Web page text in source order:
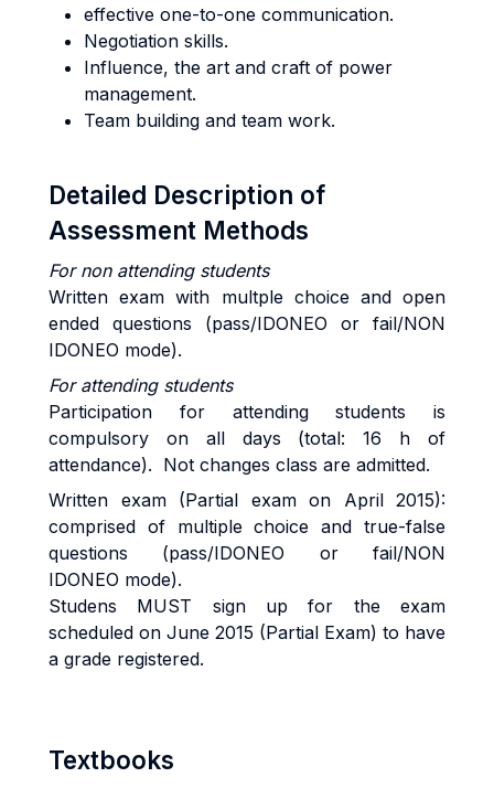
effective one-to-one communication.
Negotiation skills.
Influence, the art and craft of power
management.
Team building and team work.
Detailed Description of
Assessment Methods
For non attending students
Written exam with multple choice and open
ended questions (pass/IDONEO or fail/NON
IDONEO mode).
For attending students
Participation for attending students is
compulsory on all days (total: 16 h of
attendance). Not changes class are admitted.
Written exam (Partial exam on April 2015):
comprised of multiple choice and true-false
questions (pass/IDONEO or fail/NON
IDONEO mode).
Studens MUST sign up for the exam
scheduled on June 2015 (Partial Exam) to have
a grade registered.
Textbooks